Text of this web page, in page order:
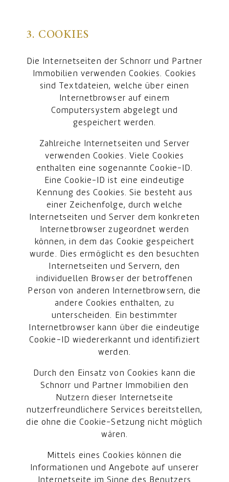
3. COOKIES
Die Internetseiten der Schnorr und Partner
Immobilien verwenden Cookies. Cookies
sind Textdateien, welche über einen
Internetbrowser auf einem
Computersystem abgelegt und
gespeichert werden.
Zahlreiche Internetseiten und Server
verwenden Cookies. Viele Cookies
enthalten eine sogenannte Cookie-ID.
Eine Cookie-ID ist eine eindeutige
Kennung des Cookies. Sie besteht aus
einer Zeichenfolge, durch welche
Internetseiten und Server dem konkreten
Internetbrowser zugeordnet werden
können, in dem das Cookie gespeichert
wurde. Dies ermöglicht es den besuchten
Internetseiten und Servern, den
individuellen Browser der betroffenen
Person von anderen Internetbrowsern, die
andere Cookies enthalten, zu
unterscheiden. Ein bestimmter
Internetbrowser kann über die eindeutige
Cookie-ID wiedererkannt und identifiziert
werden.
Durch den Einsatz von Cookies kann die
Schnorr und Partner Immobilien den
Nutzern dieser Internetseite
nutzerfreundlichere Services bereitstellen,
die ohne die Cookie-Setzung nicht möglich
wären.
Mittels eines Cookies können die
Informationen und Angebote auf unserer